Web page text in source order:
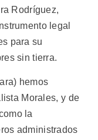
Rodríguez,
legal
para su
sin tierra.
hemos
Morales, y de
la
administrados